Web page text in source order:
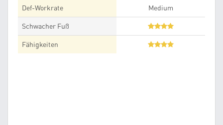
Def-Workrate Medium
Schwacher Fuß
Fähigkeiten